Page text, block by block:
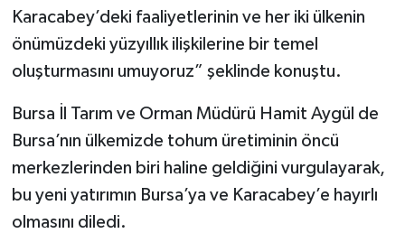
Karacabey’deki faaliyetlerinin ve her iki ülkenin
önümüzdeki yüzyıllık ilişkilerine bir temel
oluşturmasını umuyoruz” şeklinde konuştu.
Bursa İl Tarım ve Orman Müdürü Hamit Aygül de
Bursa’nın ülkemizde tohum üretiminin öncü
merkezlerinden biri haline geldiğini vurgulayarak,
bu yeni yatırımın Bursa’ya ve Karacabey’e hayırlı
olmasını diledi.